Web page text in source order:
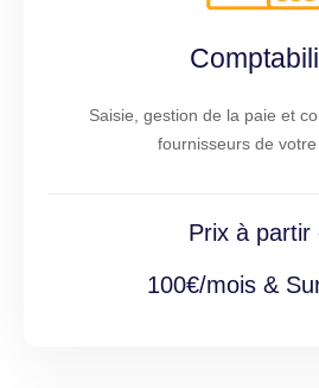
Saisie, gestion de la paie et
fournisseurs de
Prix à partir
100€/mois &